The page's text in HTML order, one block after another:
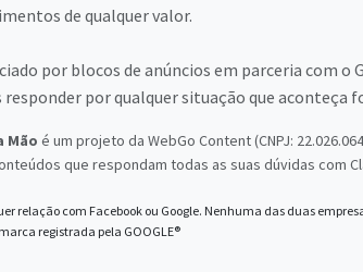
de qualquer valor.
por blocos de anúncios em parceria com o
responder por qualquer situação que aconteça
Mão é um projeto da WebGo Content (CNPJ:
que respondam todas as suas dúvidas com
relação com Facebook ou Google. Nenhuma das duas
registrada pela GOOGLE®